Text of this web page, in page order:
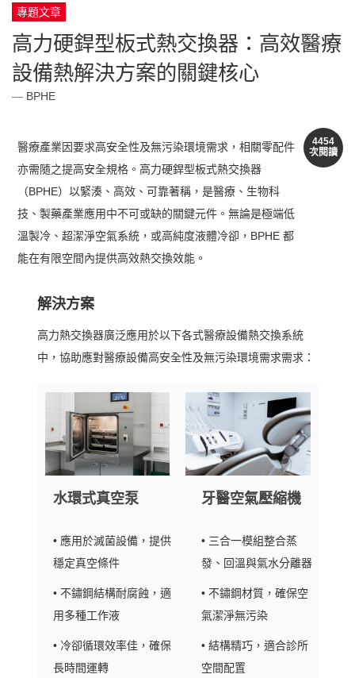
專題文章
高力硬銲型板式熱交換器：高效醫療
設備熱解決方案的關鍵核心
BPHE
4454
次閱讀
醫療產業因要求高安全性及無污染環境需求，相關零配件
亦需隨之提高安全規格。高力硬銲型板式熱交換器
（BPHE）以緊湊、高效、可靠著稱，是醫療、生物科
技、製藥產業應用中不可或缺的關鍵元件。無論是極端低
溫製冷、超潔淨空氣系統，或高純度液體冷卻，BPHE 都
能在有限空間內提供高效熱交換效能。
解決方案
高力熱交換器廣泛應用於以下各式醫療設備熱交換系統
中，協助應對醫療設備高安全性及無污染環境需求需求：
水環式真空泵
• 應用於滅菌設備，提供
穩定真空條件
• 不鏽鋼結構耐腐蝕，適
用多種工作液
• 冷卻循環效率佳，確保
長時間運轉
牙醫空氣壓縮機
• 三合一模組整合蒸
發、回溫與氣水分離器
• 不鏽鋼材質，確保空
氣潔淨無污染
• 結構精巧，適合診所
空間配置